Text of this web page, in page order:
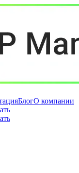
БлогО компании